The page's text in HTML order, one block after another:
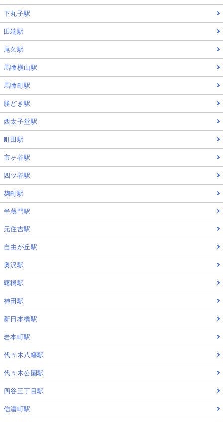
下丸子駅
田端駅
尾久駅
馬喰横山駅
馬喰町駅
勝どき駅
西太子堂駅
町田駅
市ヶ谷駅
四ツ谷駅
麹町駅
半蔵門駅
元住吉駅
自由が丘駅
奥沢駅
曙橋駅
神田駅
新日本橋駅
岩本町駅
代々木八幡駅
代々木公園駅
四谷三丁目駅
信濃町駅